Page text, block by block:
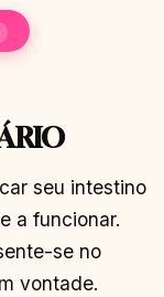
seu intestino
a funcionar.
se no
vontade.